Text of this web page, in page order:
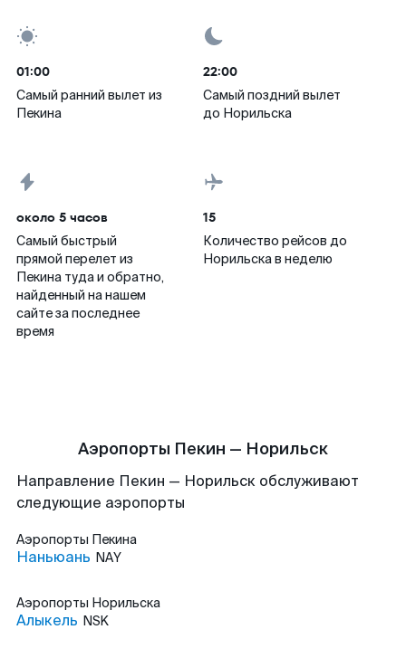
01:00
Самый ранний вылет из
Пекина
22:00
Самый поздний вылет
до Норильска
около 5 часов
Самый быстрый
прямой перелет из
Пекина туда и обратно,
найденный на нашем
сайте за последнее
время
15
Количество рейсов до
Норильска в неделю
Аэропорты Пекин — Норильск
Направление Пекин — Норильск обслуживают
следующие аэропорты
Аэропорты Пекина
Наньюань NAY
Аэропорты Норильска
Алыкель NSK